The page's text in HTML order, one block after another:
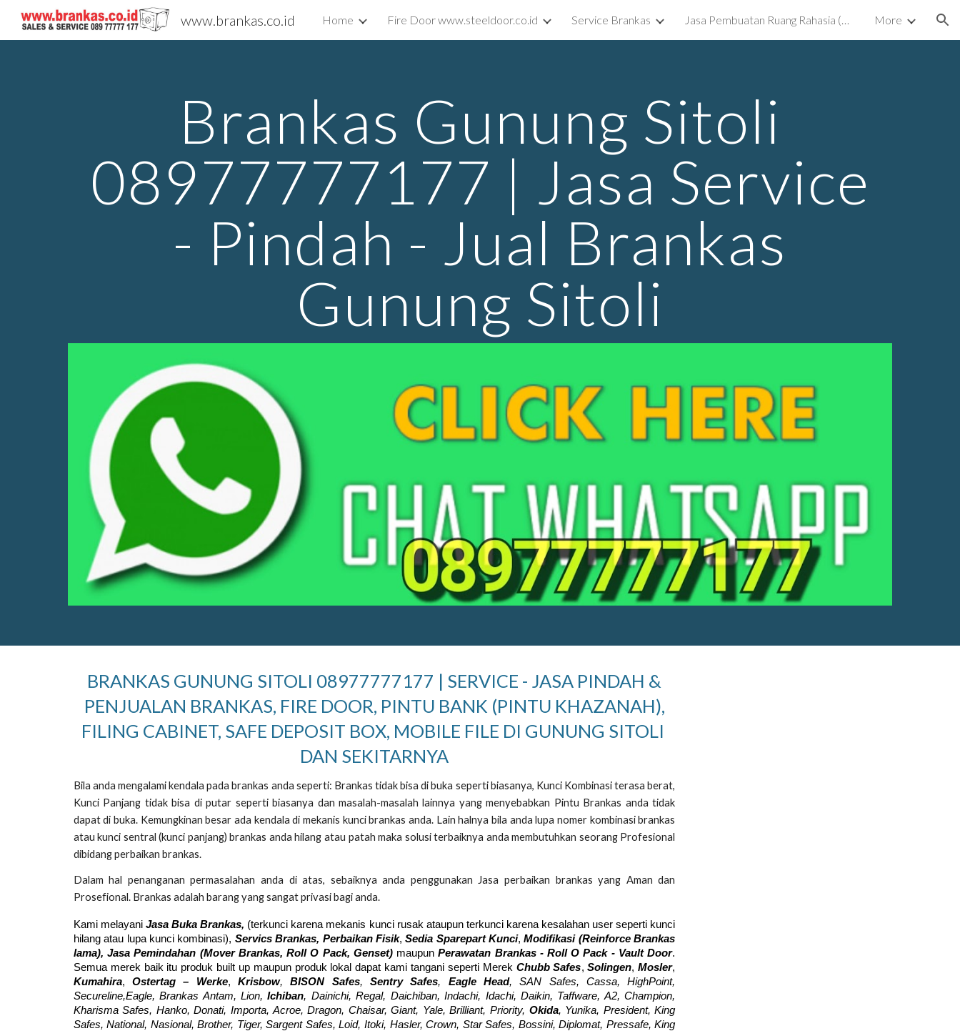
Skip to main content Skip to navigation
www.brankas.co.id Home Fire Door www.steeldoor.co.id Service Brankas Jasa Pembuatan Ruang Rahasia (Ruang Tersembunyi) Surabaya More
Brankas Gunung Sitoli
08977777177 | Jasa Service
- Pindah - Jual Brankas
Gunung Sitoli
BRANKAS GUNUNG SITOLI 08977777177 | SERVICE - JASA PINDAH &
PENJUALAN BRANKAS, FIRE DOOR, PINTU BANK (PINTU KHAZANAH),
FILING CABINET, SAFE DEPOSIT BOX, MOBILE FILE DI GUNUNG SITOLI
DAN SEKITARNYA
Bila anda mengalami kendala pada brankas anda seperti: Brankas tidak bisa di buka seperti biasanya, Kunci Kombinasi terasa berat,
Kunci Panjang tidak bisa di putar seperti biasanya dan masalah-masalah lainnya yang menyebabkan Pintu Brankas anda tidak
dapat di buka. Kemungkinan besar ada kendala di mekanis kunci brankas anda. Lain halnya bila anda lupa nomer kombinasi brankas
atau kunci sentral (kunci panjang) brankas anda hilang atau patah maka solusi terbaiknya anda membutuhkan seorang Profesional
dibidang perbaikan brankas.
Dalam hal penanganan permasalahan anda di atas, sebaiknya anda penggunakan Jasa perbaikan brankas yang Aman dan
Prosefional. Brankas adalah barang yang sangat privasi bagi anda.
Kami melayani Jasa Buka Brankas, (terkunci karena mekanis kunci rusak ataupun terkunci karena kesalahan user seperti kunci
hilang atau lupa kunci kombinasi), Servics Brankas, Perbaikan Fisik,Sedia Sparepart Kunci,Modifikasi (Reinforce Brankas
lama), Jasa Pemindahan (Mover Brankas,Roll O Pack, Genset)maupunPerawatan Brankas - Roll O Pack - Vault Door.
Semua merek baik itu produk built up maupun produk lokal dapat kami tangani seperti Merek Chubb Safes,Solingen,Mosler,
Kumahira,Ostertag – Werke,Krisbow,BISON Safes, Sentry Safes, Eagle Head, SAN Safes, Cassa, HighPoint,
Secureline,Eagle, Brankas Antam, Lion,Ichiban, Dainichi, Regal, Daichiban, Indachi, Idachi, Daikin, Taffware, A2, Champion,
Kharisma Safes, Hanko, Donati, Importa, Acroe, Dragon, Chaisar, Giant, Yale, Brilliant, Priority, Okida, Yunika, President, King
Safes, National, Nasional, Brother, Tiger, Sargent Safes, Loid, Itoki, Hasler, Crown, Star Safes, Bossini, Diplomat, Pressafe, King